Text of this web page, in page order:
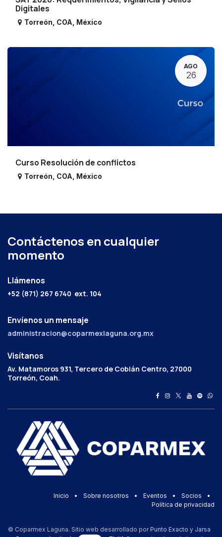
Digitales
Torreón COA México
AGO
26
Curso Resolución de conflictos
Torreón COA México
Contáctenos en cualquier
momento
Llámenos
+52 (871) 267 6740 ext. 104
Envíenos un mensaje
administracion@coparmexlaguna.org.mx
Visítanos
Av. Matamoros 931, Tercero de Cobián Centro, 27000
Torreón, Coah.
Inicio • Sobre nosotros • Eventos • Socios
•
Política de privacidad
© Coparmex Laguna. Sitio web desarrollado por Punto Exacto y Jarsa